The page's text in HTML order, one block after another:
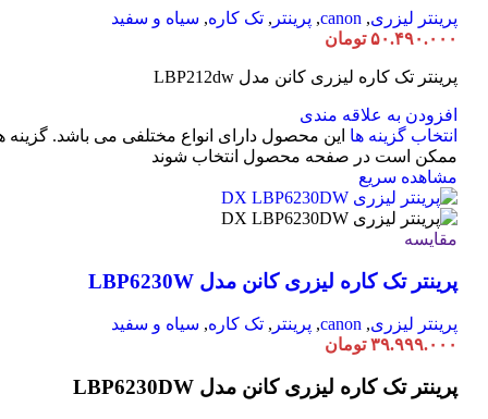
پرینتر لیزری,
canon
, پرینتر , تک کاره, سیاه و سفید
۵۰.۴۹۰.۰۰۰ تومان
پرینتر تک کاره لیزری کانن مدل LBP212dw
افزودن به علاقه مندی
انتخاب گزینه ها این محصول دارای انواع مختلفی می باشد. گزینه
ممکن است در صفحه محصول انتخاب شوند
مشاهده سریع
مقایسه
پرینتر تک کاره لیزری کانن مدل LBP6230W
پرینتر لیزری,
canon
, پرینتر , تک کاره, سیاه و سفید
۳۹.۹۹۹.۰۰۰ تومان
پرینتر تک کاره لیزری کانن مدل LBP6230DW